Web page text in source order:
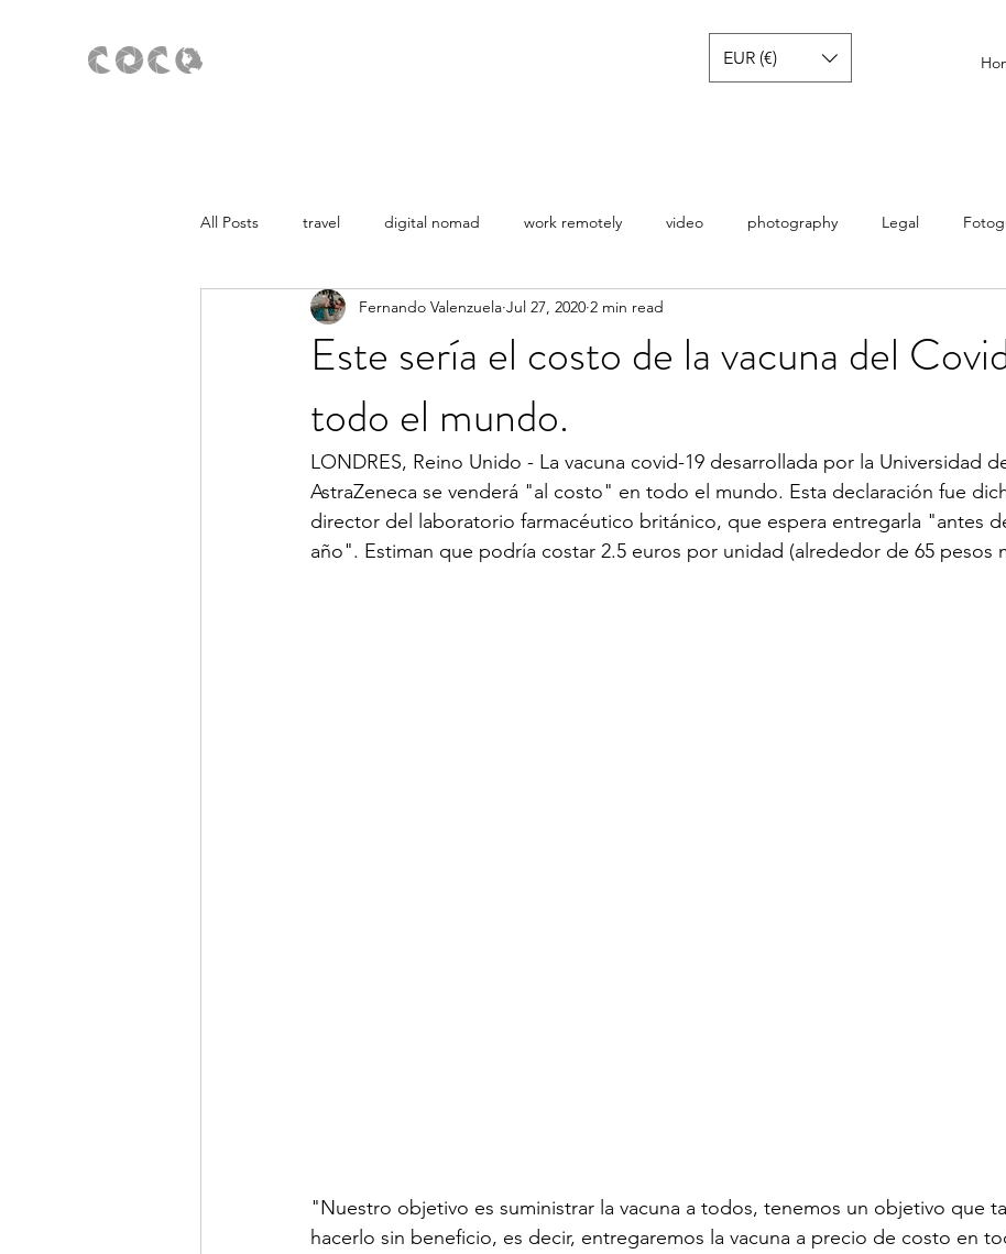
EUR (€)
All Posts travel digital nomad work remotely video photography Legal
Europa America Tech reviews
Este sería el costo de la vacuna del
todo el mundo.
Fernando Valenzuela Jul 27, 2020 2 min read
LONDRES, Reino Unido - La vacuna covid-19 desarrollada por la Universidad
AstraZeneca se venderá "al costo" en todo el mundo. Esta declaración fue
director del laboratorio farmacéutico británico, que espera entregarla "antes
año". Estiman que podría costar 2.5 euros por unidad (alrededor de 65 pesos
"Nuestro objetivo es suministrar la vacuna a todos, tenemos un objetivo que
hacerlo sin beneficio, es decir, entregaremos la vacuna a precio de costo en